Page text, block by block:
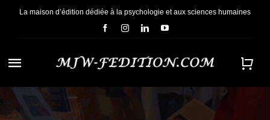
PasserLa maison d’édition dédiée à la psychologie et aux sciences humaines
Navigation
à
bascule
ACCUEIL